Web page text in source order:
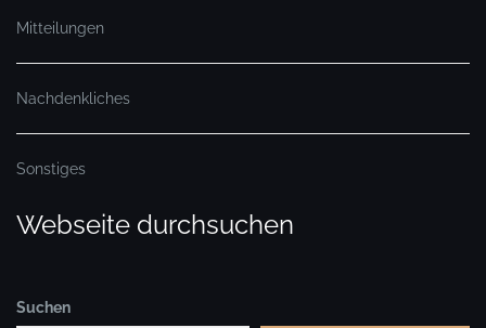
Mitteilungen
Nachdenkliches
Sonstiges
Webseite durchsuchen
Suchen